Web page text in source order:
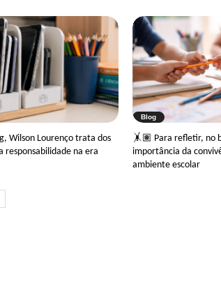
Wilson Lourenço trata dos
responsabilidade na era
Blog
🤸🏽 Para refletir, no
importância da
ambiente escolar